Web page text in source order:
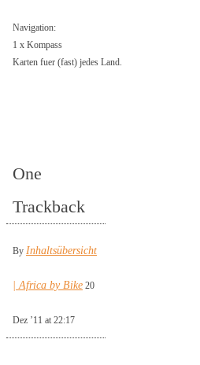
Navigation:
1 x Kompass
Karten fuer (fast) jedes Land.
One
Trackback
By Inhaltsübersicht
| Africa by Bike 20
Dez ’11 at 22:17